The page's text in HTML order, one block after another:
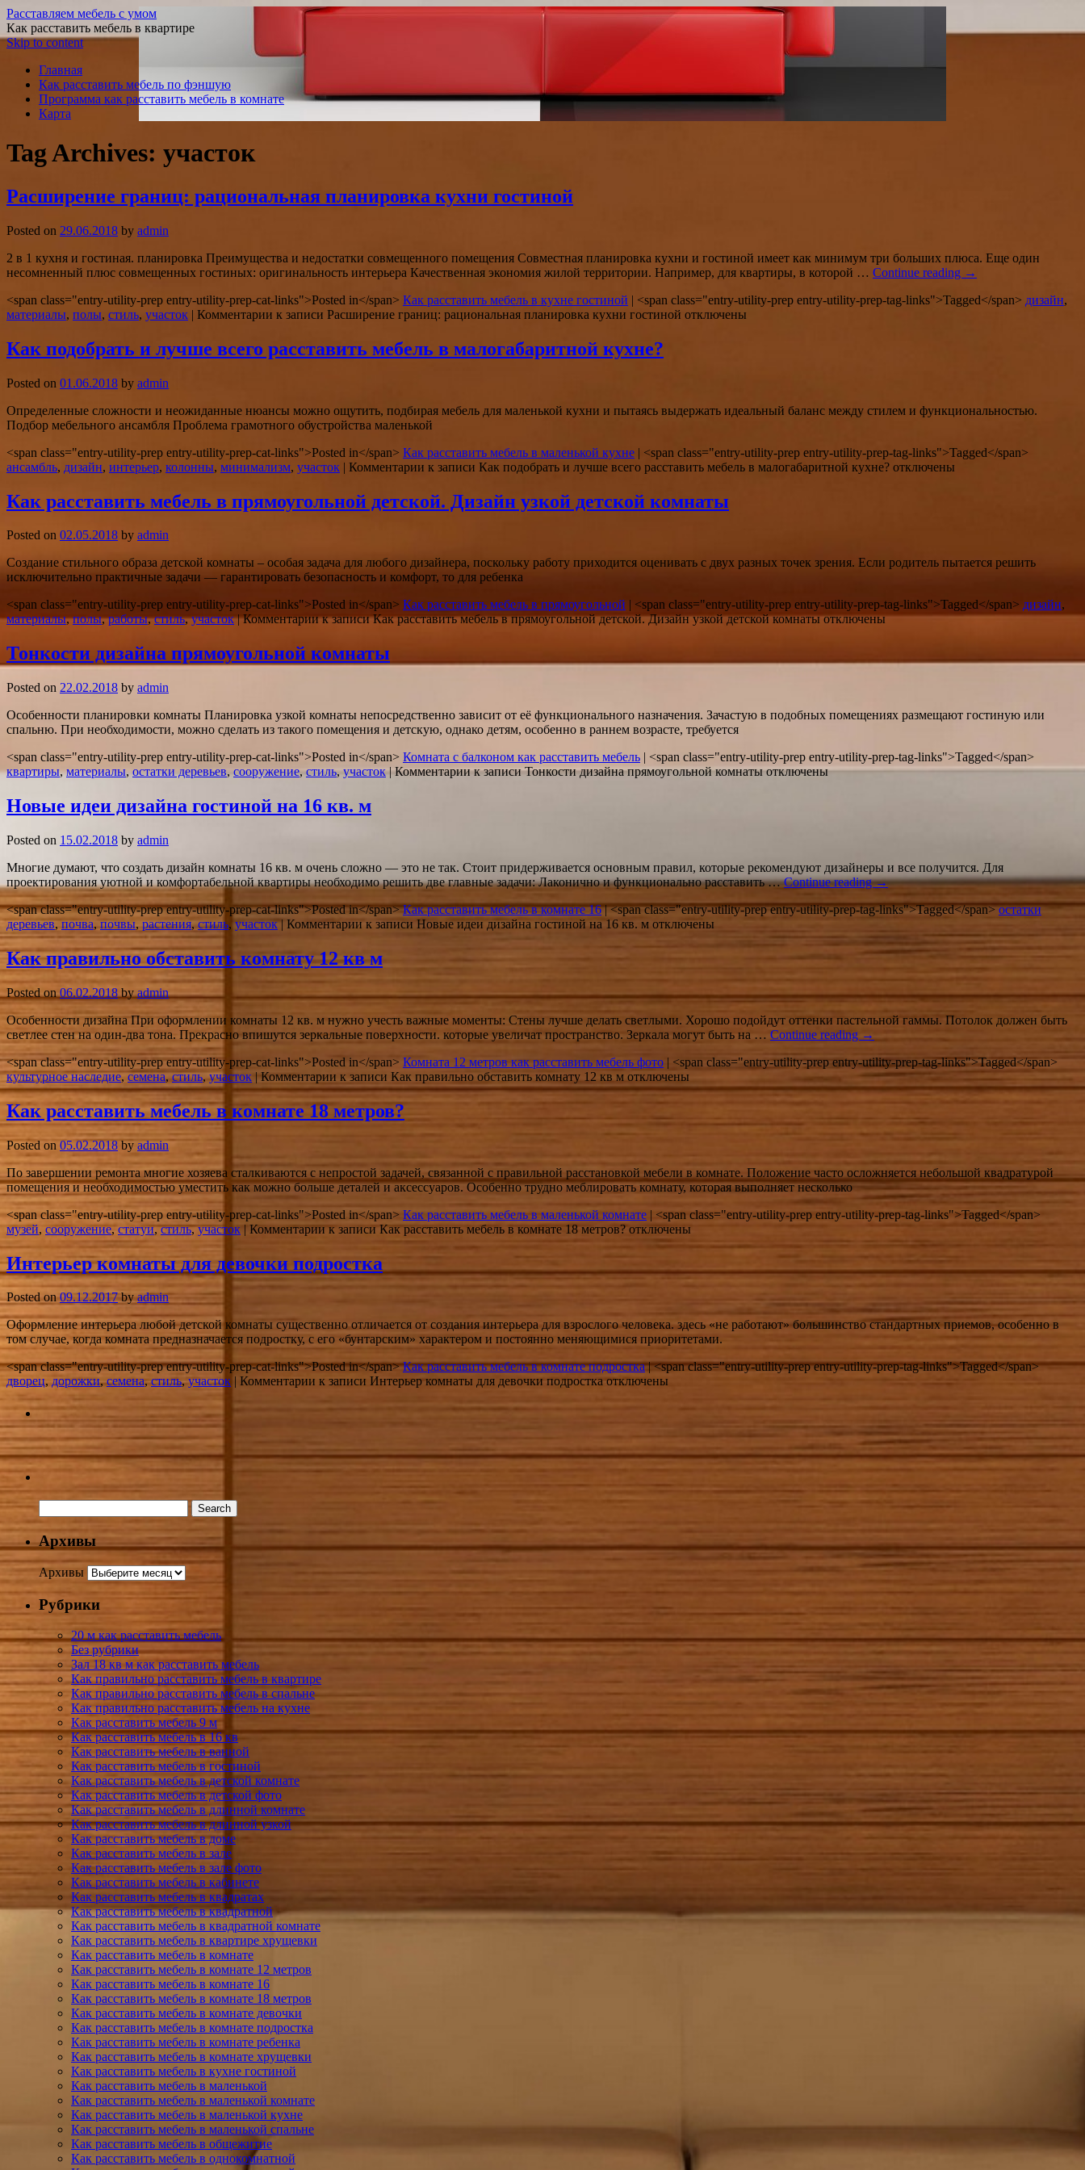
Расставляем мебель с умом
Как расставить мебель в квартире
Skip to content
Главная
Как расставить мебель по фэншую
Программа как расставить мебель в комнате
Карта
Tag Archives: участок
Расширение границ: рациональная планировка кухни гостиной
Posted on 29.06.2018 by admin
2 в 1 кухня и гостиная. планировка Преимущества и недостатки совмещенного помещения Совместная планировка кухни и гостиной имеет как минимум три больших плюса. Еще один
несомненный плюс совмещенных гостиных: оригинальность интерьера Качественная экономия жилой территории. Например, для квартиры, в которой … Continue reading →
<span class="entry-utility-prep entry-utility-prep-cat-links">Posted in</span> Как расставить мебель в кухне гостиной | <span class="entry-utility-prep entry-utility-prep-tag-links">Tagged</span> дизайн,
материалы, полы, стиль, участок | Комментарии к записи Расширение границ: рациональная планировка кухни гостиной отключены
Как подобрать и лучше всего расставить мебель в малогабаритной кухне?
Posted on 01.06.2018 by admin
Определенные сложности и неожиданные нюансы можно ощутить, подбирая мебель для маленькой кухни и пытаясь выдержать идеальный баланс между стилем и функциональностью.
Подбор мебельного ансамбля Проблема грамотного обустройства маленькой
<span class="entry-utility-prep entry-utility-prep-cat-links">Posted in</span> Как расставить мебель в маленькой кухне | <span class="entry-utility-prep entry-utility-prep-tag-links">Tagged</span>
ансамбль, дизайн, интерьер, колонны, минимализм, участок | Комментарии к записи Как подобрать и лучше всего расставить мебель в малогабаритной кухне? отключены
Как расставить мебель в прямоугольной детской. Дизайн узкой детской комнаты
Posted on 02.05.2018 by admin
Создание стильного образа детской комнаты – особая задача для любого дизайнера, поскольку работу приходится оценивать с двух разных точек зрения. Если родитель пытается решить
исключительно практичные задачи — гарантировать безопасность и комфорт, то для ребенка
<span class="entry-utility-prep entry-utility-prep-cat-links">Posted in</span> Как расставить мебель в прямоугольной | <span class="entry-utility-prep entry-utility-prep-tag-links">Tagged</span> дизайн,
материалы,полы,работы,стиль,участок | Комментариик записи Как расставить мебель в прямоугольной детской. Дизайн узкой детской комнатыотключены
Тонкости дизайна прямоугольной комнаты
Posted on 22.02.2018 by admin
Особенности планировки комнаты Планировка узкой комнаты непосредственно зависит от её функционального назначения. Зачастую в подобных помещениях размещают гостиную или
спальню. При необходимости, можно сделать из такого помещения и детскую, однако детям, особенно в раннем возрасте, требуется
<span class="entry-utility-prep entry-utility-prep-cat-links">Posted in</span> Комната с балконом как расставить мебель | <span class="entry-utility-prep entry-utility-prep-tag-links">Tagged</span>
квартиры,материалы,остатки деревьев, сооружение,стиль,участок | Комментариик записи Тонкости дизайна прямоугольной комнатыотключены
Новые идеи дизайна гостиной на 16 кв. м
Posted on 15.02.2018 by admin
Многие думают, что создать дизайн комнаты 16 кв. м очень сложно — это не так. Стоит придерживается основным правил, которые рекомендуют дизайнеры и все получится. Для
проектирования уютной и комфортабельной квартиры необходимо решить две главные задачи: Лаконично и функционально расставить …Continue reading→
<span class="entry-utility-prep entry-utility-prep-cat-links">Posted in</span>Как расставить мебель в комнате 16 | <span class="entry-utility-prep entry-utility-prep-tag-links">Tagged</span>остатки
деревьев,почва, почвы, растения,стиль, участок | Комментариик записи Новые идеи дизайна гостиной на 16 кв. м отключены
Как правильно обставить комнату 12 кв м
Posted on 06.02.2018 by admin
Особенности дизайна При оформлении комнаты 12 кв. м нужно учесть важные моменты: Стены лучше делать светлыми. Хорошо подойдут оттенки пастельной гаммы. Потолок должен быть
светлее стен на один-два тона. Прекрасно впишутся зеркальные поверхности. которые увеличат пространство. Зеркала могут быть на … Continue reading →
<span class="entry-utility-prep entry-utility-prep-cat-links">Posted in</span> Комната 12 метров как расставить мебель фото | <span class="entry-utility-prep entry-utility-prep-tag-links">Tagged</span>
культурное наследие,семена,стиль,участок | Комментарии к записи Как правильно обставить комнату 12 кв м отключены
Как расставить мебель в комнате 18 метров?
Posted on 05.02.2018 by admin
По завершении ремонта многие хозяева сталкиваются с непростой задачей, связанной с правильной расстановкой мебели в комнате. Положение часто осложняется небольшой квадратурой
помещения и необходимостью уместить как можно больше деталей и аксессуаров. Особенно трудно меблировать комнату, которая выполняет несколько
<span class="entry-utility-prep entry-utility-prep-cat-links">Posted in</span> Как расставить мебель в маленькой комнате | <span class="entry-utility-prep entry-utility-prep-tag-links">Tagged</span>
музей, сооружение,статуи,стиль,участок | Комментарии к записи Как расставить мебель в комнате 18 метров? отключены
Интерьер комнаты для девочки подростка
Posted on 09.12.2017 by admin
Оформление интерьера любой детской комнаты существенно отличается от создания интерьера для взрослого человека. здесь «не работают» большинство стандартных приемов, особенно в
том случае, когда комната предназначается подростку, с его «бунтарским» характером и постоянно меняющимися приоритетами.
<span class="entry-utility-prep entry-utility-prep-cat-links">Posted in</span>Как расставить мебель в комнате подростка | <span class="entry-utility-prep entry-utility-prep-tag-links">Tagged</span>
дворец, дорожки,семена,стиль,участок Комментарии к записи Интерьер комнаты для девочки подросткаотключены
Архивы
Архивы
Рубрики
20 м как расставить мебель
Без рубрики
Зал 18 кв м как расставить мебель
Как правильно расставить мебель в квартире
Как правильно расставить мебель в спальне
Как правильно расставить мебель на кухне
Как расставить мебель 9 м
Как расставить мебель в 16 кв
Как расставить мебель в ванной
Как расставить мебель в гостиной
Как расставить мебель в детской комнате
Как расставить мебель в детской фото
Как расставить мебель в длинной комнате
Как расставить мебель в длинной узкой
Как расставить мебель в доме
Как расставить мебель в зале
Как расставить мебель в зале фото
Как расставить мебель в кабинете
Как расставить мебель в квадратах
Как расставить мебель в квадратной
Как расставить мебель в квадратной комнате
Как расставить мебель в квартире хрущевки
Как расставить мебель в комнате
Как расставить мебель в комнате 12 метров
Как расставить мебель в комнате 16
Как расставить мебель в комнате 18 метров
Как расставить мебель в комнате девочки
Как расставить мебель в комнате подростка
Как расставить мебель в комнате ребенка
Как расставить мебель в комнате хрущевки
Как расставить мебель в кухне гостиной
Как расставить мебель в маленькой
Как расставить мебель в маленькой комнате
Как расставить мебель в маленькой кухне
Как расставить мебель в маленькой спальне
Как расставить мебель в общежитие
Как расставить мебель в однокомнатной